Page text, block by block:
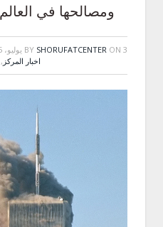
ومصالحها في العالم
BY SHORUFATCENTER ON 3 يوليو، 2025
اخبار المركز ,